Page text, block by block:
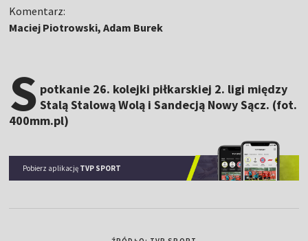
Komentarz:
Maciej Piotrowski, Adam Burek
S potkanie 26. kolejki piłkarskiej 2. ligi między
Stalą Stalową Wolą i Sandecją Nowy Sącz. (fot.
400mm.pl)
Pobierz aplikację TVP SPORT